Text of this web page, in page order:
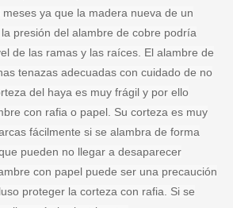
ya que la madera nueva de un
presión del alambre de cobre podría
de las ramas y las raíces. El alambre de
tenazas adecuadas con cuidado de no
del haya es muy frágil y por ello
con rafia o papel. Su corteza es muy
fácilmente si se alambra de forma
pueden no llegar a desaparecer
con papel puede ser una precaución
proteger la corteza con rafia. Si se